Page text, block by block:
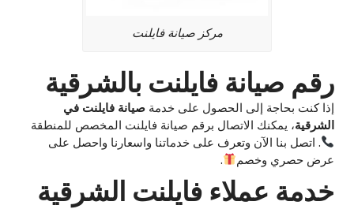
مركز صيانة فايلنت
رقم صيانة فايلنت بالشرقية
إذا كنت بحاجة إلى الحصول على خدمة صيانة فايلنت في
الشرقية، يمكنك الاتصال برقم صيانة فايلنت المخصص للمنطقة
. اتصل بنا الآن وتعرف على خدماتنا واسعارنا واحصل على
عرض حصري وخصم
.
خدمة عملاء فايلنت الشرقية